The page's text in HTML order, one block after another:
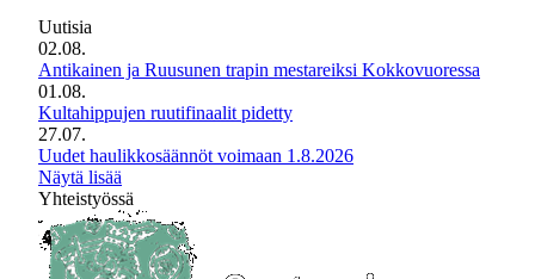
Uutisia
02.08.
Antikainen ja Ruusunen trapin mestareiksi Kokkovuoressa
01.08.
Kultahippujen ruutifinaalit pidetty
27.07.
Uudet haulikkosäännöt voimaan 1.8.2026
Näytä lisää
Yhteistyössä